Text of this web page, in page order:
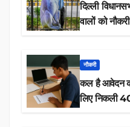
दिल्ली
वालों
नौकरी
कल है आवेदन
लिए निकली